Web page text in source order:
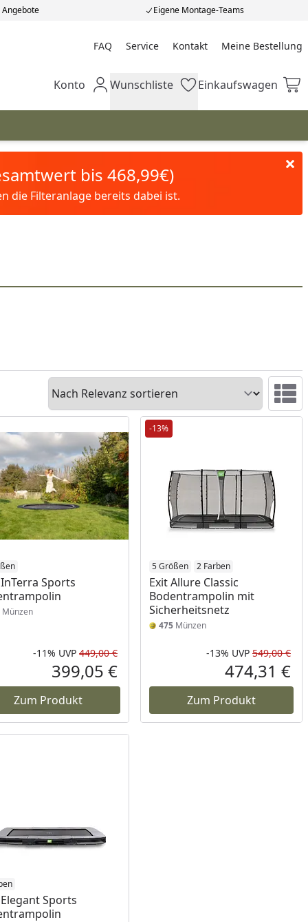
Eigene Montage-Teams
FAQ Service Kontakt Meine Bestellung
Meine Bestellung
Mein Konto
Konto Wunschliste
Wunschliste Einkaufswagen
Einkaufswagen
bis 468,99€)
die Filteranlage bereits dabei ist.
Sortieren
InTerra Sports
Münzen
Rabatt in Prozent
-11%
Ursprünglicher Preis
UVP 449,00 €
Aktueller Preis
399,05 €
Zum Produkt
-13%
5 Größen 2 Farben
Exit Allure Classic
Bodentrampolin mit
Sicherheitsnetz
475 Münzen
-13% UVP 549,00 €
474,31 €
Zum Produkt
Elegant Sports
nicht lieferbar